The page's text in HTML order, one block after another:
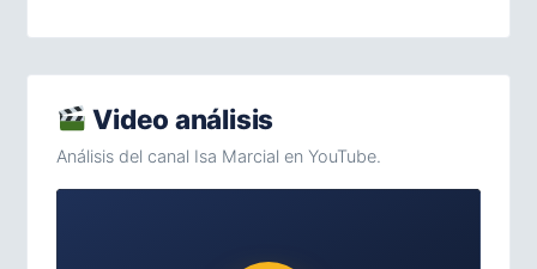
Video análisis
Análisis del canal Isa Marcial en YouTube.